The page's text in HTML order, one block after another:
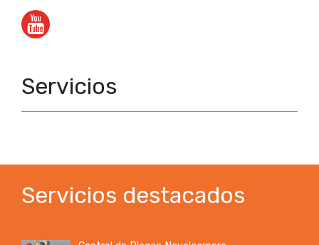
Servicios
Servicios destacados